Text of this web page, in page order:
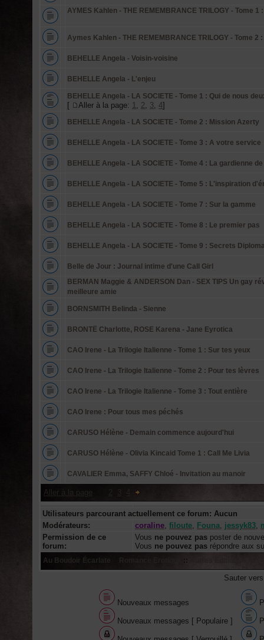
AYMES Kahlen - THE REMEMBRANCE TRILOGY - Tome 1
Aymes Kahlen - THE REMEMBRANCE TRILOGY - Tome 2
BEHELLE Angela - Voisin-voisine
BEHELLE Angela - L'enjeu
BEHELLE Angela - LA SOCIETE - Tome 1 : Qui de nous
[ Aller à la page: 1, 2, 3, 4]
BEHELLE Angela - LA SOCIETE - Tome 2 : Mission Azerty
BEHELLE Angela - LA SOCIETE - Tome 3 : A votre service
BEHELLE Angela - LA SOCIETE - Tome 4 : La gardienne
BEHELLE Angela - LA SOCIETE - Tome 5 : L'inspiration
BEHELLE Angela - LA SOCIETE - Tome 7 : Sur la gamme
BEHELLE Angela - LA SOCIETE - Tome 8 : Le premier pas
BEHELLE Angela - LA SOCIETE - Tome 9 : Secrets
Belle de Jour : Journal intime d'une Call Girl
BERMAN Maggie & ANDERSON Dan - SEX TIPS Un gay
meilleure amie
BORNSMITH Belinda - Sienne
BRONTË Charlotte, ROSE Karena - Jane Eyrotica
CAO Irene - La Trilogie Italienne - Tome 1 : Sur tes yeux
CAO Irene - La Trilogie Italienne - Tome 2 : Pour tes lèvres
CAO Irene - La Trilogie Italienne - Tome 3 : Tout entière
CAO Irene : Pour tous mes péchés
CARUSO Hélène - Demain commence aujourd'hui
CARUSO Hélène - Olivia Kincaid Tome 1 : Call Me Livia
CAVALIER Emma, SAFFY Chloé - Invitation au manoir
Aller à la page
Utilisateurs parcourant actuellement ce forum: Aucun
Modérateurs:
coraline, filoute, Founa, jessyk83,
Permission de ce
forum:
Vous ne pouvez pas poster de
Vous ne pouvez pas répondre aux
Au Boudoir Écarlate
Sauter
Nouveaux messages
Nouveaux messages [ Populaire ]